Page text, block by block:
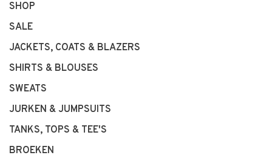
SHOP
SALE
JACKETS, COATS & BLAZERS
SHIRTS & BLOUSES
SWEATS
JURKEN & JUMPSUITS
TANKS, TOPS & TEE'S
BROEKEN